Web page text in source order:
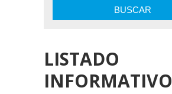
BUSCAR
LISTADO
INFORMATIVO